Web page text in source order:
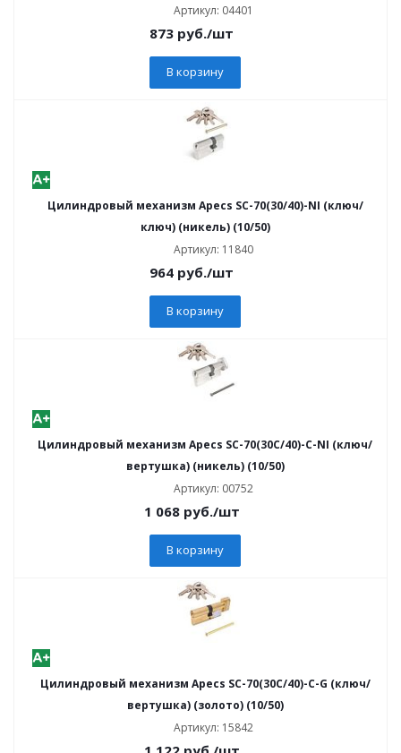
Артикул: 04401
873 руб./шт
В корзину
Цилиндровый механизм Apecs SC-70(30/40)-NI (ключ/
ключ) (никель) (10/50)
Артикул: 11840
964 руб./шт
В корзину
Цилиндровый механизм Apecs SC-70(30C/40)-C-NI (ключ/
вертушка) (никель) (10/50)
Артикул: 00752
1 068руб./шт
В корзину
Цилиндровый механизм Apecs SC-70(30С/40)-C-G (ключ/
вертушка) (золото) (10/50)
Артикул: 15842